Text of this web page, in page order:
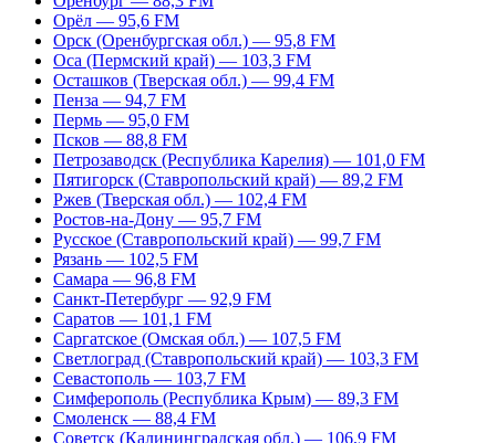
Орёл — 95,6 FM
Орск (Оренбургская обл.) — 95,8 FM
Оса (Пермский край) — 103,3 FM
Осташков (Тверская обл.) — 99,4 FM
Пенза — 94,7 FM
Пермь — 95,0 FM
Псков — 88,8 FM
Петрозаводск (Республика Карелия) — 101,0 FM
Пятигорск (Ставропольский край) — 89,2 FM
Ржев (Тверская обл.) — 102,4 FM
Ростов-на-Дону — 95,7 FM
Русское (Ставропольский край) — 99,7 FM
Рязань — 102,5 FM
Самара — 96,8 FM
Санкт-Петербург — 92,9 FM
Саратов — 101,1 FM
Саргатское (Омская обл.) — 107,5 FM
Светлоград (Ставропольский край) — 103,3 FM
Севастополь — 103,7 FM
Симферополь (Республика Крым) — 89,3 FM
Смоленск — 88,4 FM
Советск (Калининградская обл.) — 106,9 FM